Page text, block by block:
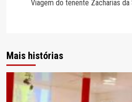
Viagem do tenente Zacharias da
Mais histórias